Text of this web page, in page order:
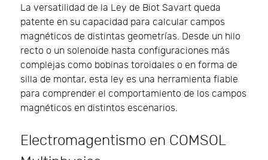
La versatilidad de la Ley de Biot Savart queda
patente en su capacidad para calcular campos
magnéticos de distintas geometrías. Desde un hilo
recto o un solenoide hasta configuraciones más
complejas como bobinas toroidales o en forma de
silla de montar, esta ley es una herramienta fiable
para comprender el comportamiento de los campos
magnéticos en distintos escenarios.
Electromagentismo en COMSOL